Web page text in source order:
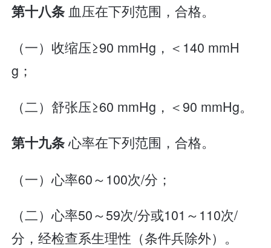
第十八条 血压在下列范围，合格。
（一）收缩压≥90 mmHg，＜140 mmH
g；
（二）舒张压≥60 mmHg，＜90 mmHg。
第十九条心率在下列范围，合格。
（一）心率60～100次/分；
（二）心率50～59次/分或101～110次/
分，经检查系生理性（条件兵除外）。